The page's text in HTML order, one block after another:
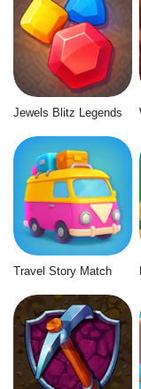
Jewels Blitz Legends
Travel Story Match